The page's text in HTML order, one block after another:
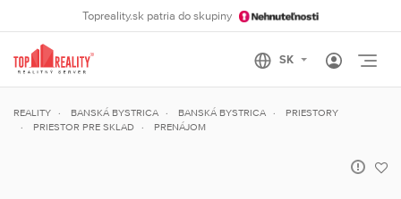
Topreality.sk patria do skupiny
REALITY BANSKÁ BYSTRICA BANSKÁ BYSTRICA
PRIESTORY
PRIESTOR PRE SKLAD
PRENÁJOM